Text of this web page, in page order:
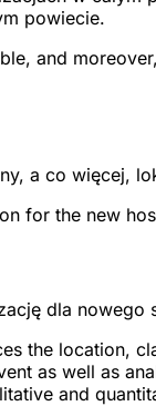
powiecie.
and
a co więcej,
for the new
dla nowego
the location,
as well as
and